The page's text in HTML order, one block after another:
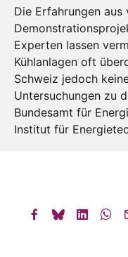
Die Erfahrungen
Experten lassen
Kühlanlagen oft
Schweiz jedoch
Untersuchungen zu
Bundesamt für
Institut für